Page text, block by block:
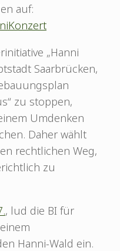
auf:
„Hanni
Saarbrücken,
zu stoppen,
Umdenken
Daher wählt
rechtlichen Weg,
zu
, lud die BI für
Hanni-Wald ein.